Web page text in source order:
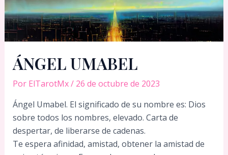
ÁNGEL UMABEL
Por ElTarotMx/ 26 de octubre de 2023
Ángel Umabel. El significado de su nombre es: Dios
sobre todos los nombres, elevado. Carta de
despertar, de liberarse de cadenas.
Te espera afinidad, amistad, obtener la amistad de